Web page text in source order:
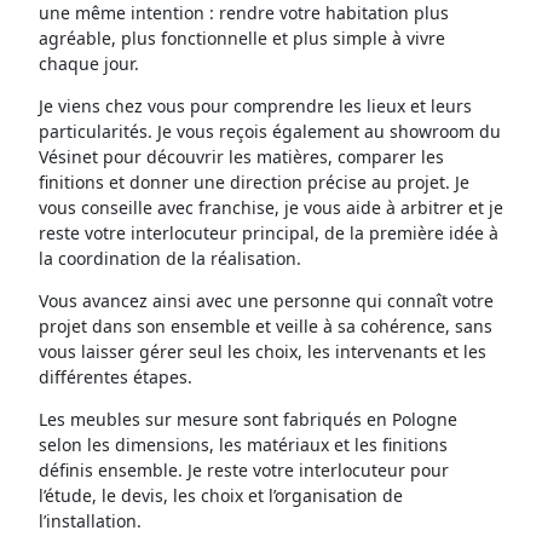
une même intention : rendre votre habitation plus
agréable, plus fonctionnelle et plus simple à vivre
chaque jour.
Je viens chez vous pour comprendre les lieux et leurs
particularités. Je vous reçois également au showroom du
Vésinet pour découvrir les matières, comparer les
finitions et donner une direction précise au projet. Je
vous conseille avec franchise, je vous aide à arbitrer et je
reste votre interlocuteur principal, de la première idée à
la coordination de la réalisation.
Vous avancez ainsi avec une personne qui connaît votre
projet dans son ensemble et veille à sa cohérence, sans
vous laisser gérer seul les choix, les intervenants et les
différentes étapes.
Les meubles sur mesure sont fabriqués en Pologne
selon les dimensions, les matériaux et les finitions
définis ensemble. Je reste votre interlocuteur pour
l’étude, le devis, les choix et l’organisation de
l’installation.